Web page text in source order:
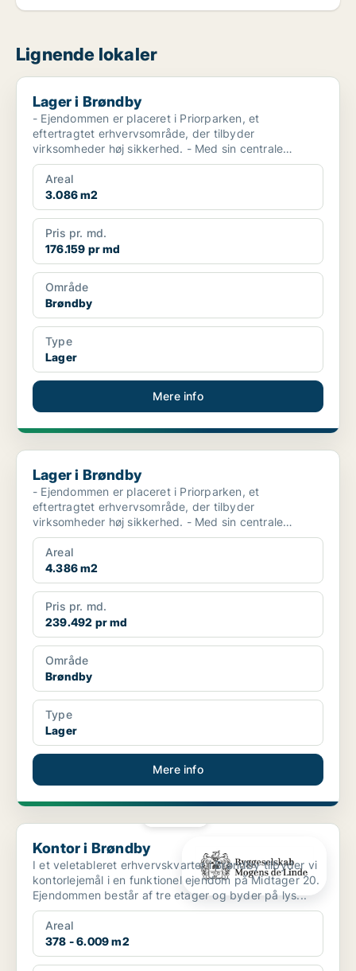
Lignende lokaler
Lager i Brøndby
Lager i Brøndby
- Ejendommen er placeret i Priorparken, et
eftertragtet erhvervsområde, der tilbyder
virksomheder høj sikkerhed. - Med sin centrale
placering er lejemålet...
Areal
3.086 m2
Pris pr. md.
176.159 pr md
Område
Brøndby
Type
Lager
Mere info
Lager i Brøndby
Lager i Brøndby
- Ejendommen er placeret i Priorparken, et
eftertragtet erhvervsområde, der tilbyder
virksomheder høj sikkerhed. - Med sin centrale
placering er lejemålet...
Areal
4.386 m2
Pris pr. md.
239.492 pr md
Område
Brøndby
Type
Lager
Mere info
Kontor i Brøndby
Kontor i Brøndby
I et veletableret erhvervskvarter i Brøndby tilbyder vi
kontorlejemål i en funktionel ejendom på Midtager 20.
Ejendommen består af tre etager og byder på lys...
Areal
378 - 6.009 m2